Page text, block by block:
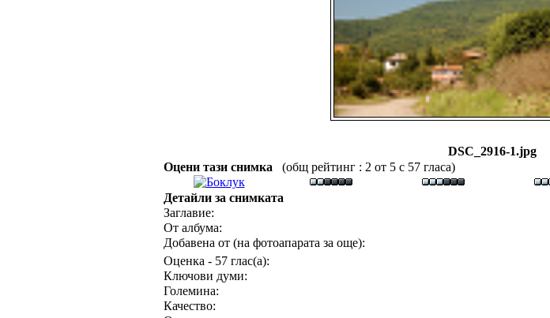
DSC_2916-1.jpg
Оцени тази снимка
(общ рейтинг : 2 от 5 с 57 гласа)
Детайли за снимката
Заглавие:
От албума:
Добавена от (на фотоапарата за още):
Оценка - 57 глас(а):
Ключови думи:
Големина:
Качество: